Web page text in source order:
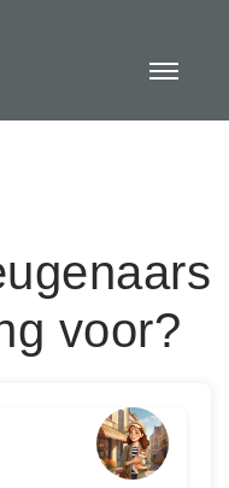
voor?